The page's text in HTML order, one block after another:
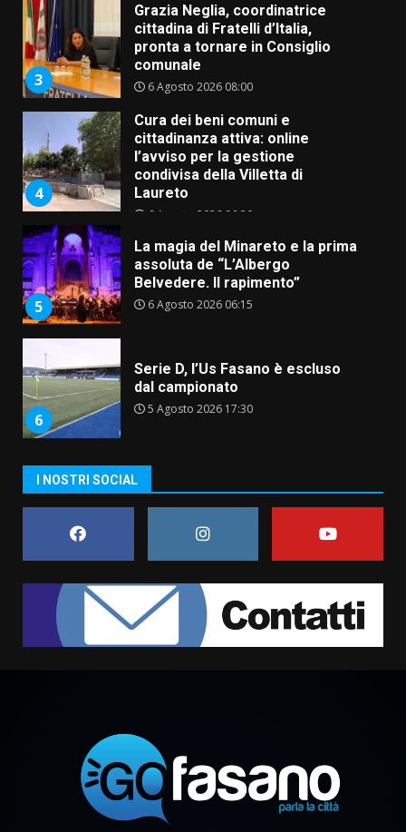
3
Grazia Neglia, coordinatrice
cittadina di Fratelli d’Italia,
pronta a tornare in Consiglio
comunale
6 Agosto 2026 08:00
4
Cura dei beni comuni e
cittadinanza attiva: online
l’avviso per la gestione
condivisa della Villetta di
Laureto
6 Agosto 2026 06:20
5
La magia del Minareto e la prima
assoluta de “L’Albergo
Belvedere. Il rapimento”
6 Agosto 2026 06:15
6
Serie D, l’Us Fasano è escluso
dal campionato
5 Agosto 2026 17:30
Truffatori in azione nelle
1
Fasanese ferito a colpi di arma
da fuoco
6 Agosto 2026 18:13
Comune di Fasano
6 Agosto 2026 14:16
Grazia Neglia, coordinatrice
cittadina di Fratelli d’Italia,
I NOSTRI SOCIAL